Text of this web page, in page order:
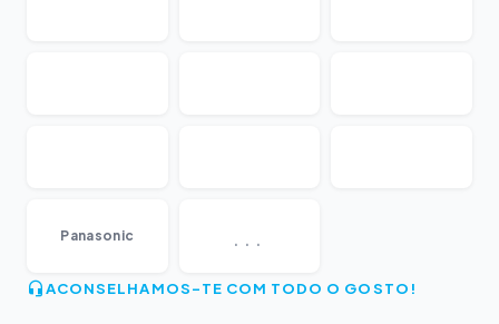
Panasonic ...
ACONSELHAMOS-TE COM TODO O GOSTO!